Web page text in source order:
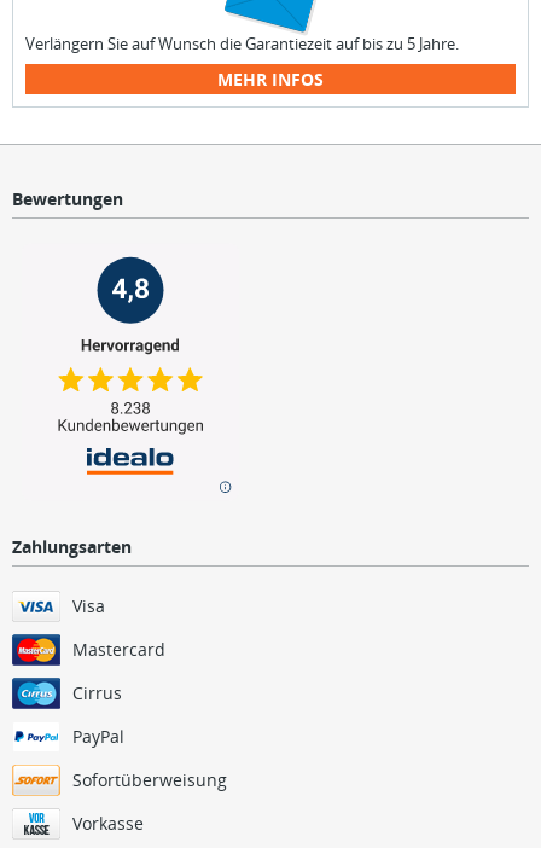
Verlängern Sie auf Wunsch die Garantiezeit auf bis zu 5 Jahre.
MEHR INFOS
Bewertungen
Zahlungsarten
Visa
Mastercard
Cirrus
PayPal
Sofortüberweisung
Vorkasse